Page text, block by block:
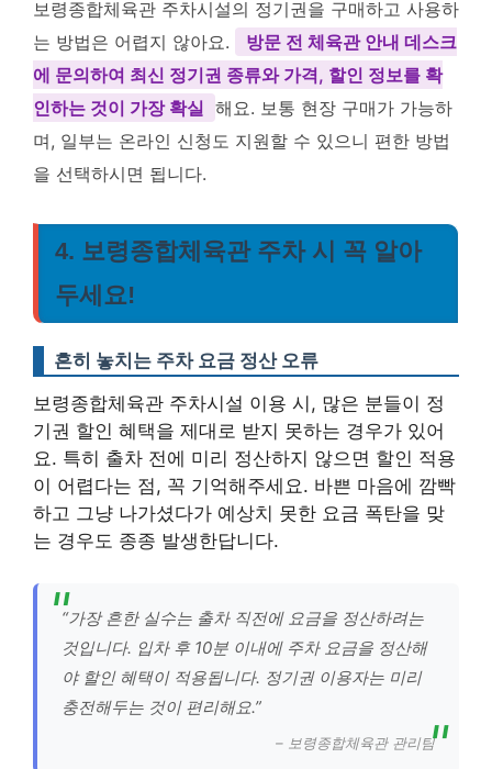
보령종합체육관 주차시설의 정기권을 구매하고 사용하
는 방법은 어렵지 않아요.
방문 전 체육관 안내 데스크
에 문의하여 최신 정기권 종류와 가격, 할인 정보를 확
인하는 것이 가장 확실 해요. 보통 현장 구매가 가능하
며, 일부는 온라인 신청도 지원할 수 있으니 편한 방법
을 선택하시면 됩니다.
4. 보령종합체육관 주차 시 꼭 알아
두세요!
흔히 놓치는 주차 요금 정산 오류
보령종합체육관 주차시설 이용 시, 많은 분들이 정
기권 할인 혜택을 제대로 받지 못하는 경우가 있어
요. 특히 출차 전에 미리 정산하지 않으면 할인 적용
이 어렵다는 점, 꼭 기억해주세요. 바쁜 마음에 깜빡
하고 그냥 나가셨다가 예상치 못한 요금 폭탄을 맞
는 경우도 종종 발생한답니다.
“가장 흔한 실수는 출차 직전에 요금을 정산하려는
것입니다. 입차 후 10분 이내에 주차 요금을 정산해
야 할인 혜택이 적용됩니다. 정기권 이용자는 미리
충전해두는 것이 편리해요.”
– 보령종합체육관 관리팀